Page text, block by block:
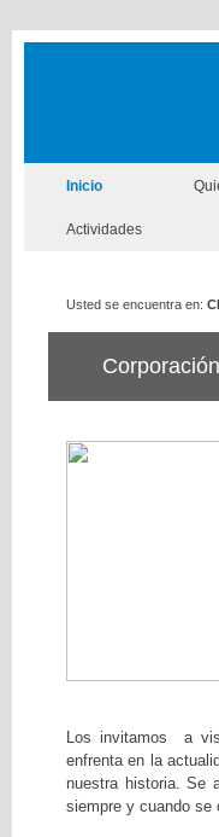
Inicio
Actividades
Usted se encuentra en:
Los invitamos a
enfrenta en la
nuestra historia. Se
siempre y cuando se